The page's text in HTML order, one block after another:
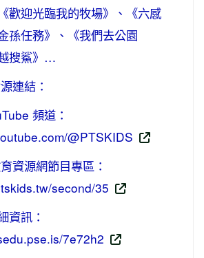
歡迎光臨我的牧場》、《六感
孫任務》、《我們去公園
搜鯊》…
連結：
頻道：
@PTSKIDS
資源網節目專區：
second/35
資訊：
7e72h2